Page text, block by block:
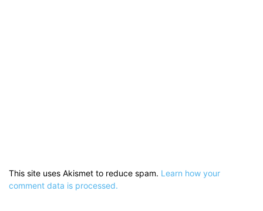
This site uses Akismet to reduce spam. Learn how your
comment data is processed.